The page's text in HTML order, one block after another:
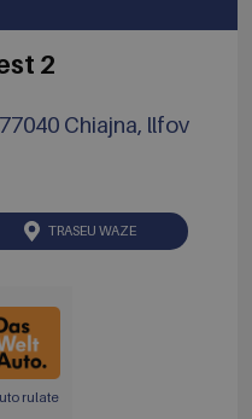
2
Chiajna, llfov
TRASEU WAZE
rulate